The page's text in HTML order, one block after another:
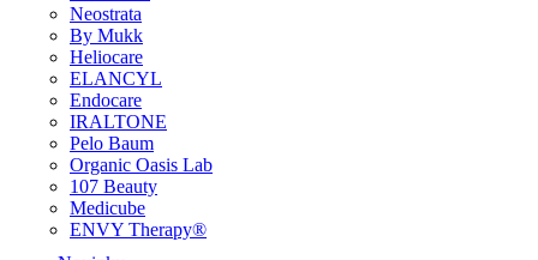
Neostrata
By Mukk
Heliocare
ELANCYL
Endocare
IRALTONE
Pelo Baum
Organic Oasis Lab
107 Beauty
Medicube
ENVY Therapy®